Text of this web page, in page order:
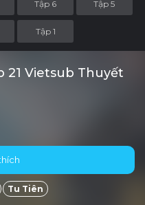
Tập 6 Tập 5
Tập 1
21 Vietsub Thuyết
Tu Tiên